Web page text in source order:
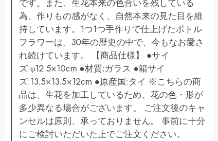
です。また、生花本来の色合いを残している
為、作りもの感がなく、自然本来の見た目を維
持しています。1つ1つ手作りで仕上げたボトル
フラワーは、30年の歴史の中で、今もなお愛さ
れ続けています。 【商品仕様】 ●サイ
ズ:φ12.5×10cm ●材質:ガラス ●箱サイ
ズ:13.5×13.5×12cm ●原産国:タイ ※こちらの商
品は、生花を加工しているため、花の色・形が
多少異なる場合がございます。 ご注文後のキャ
ンセルは原則、承っておりません。 事前に十分
にご検討いただいた上でご注文ください。